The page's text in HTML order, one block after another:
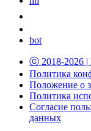
bot
ⓒ 2018-2026 |
Политика
Положение о
Политика
Согласие
данных